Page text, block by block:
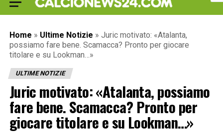
Home » Ultime Notizie » Juric motivato: «Atalanta,
possiamo fare bene. Scamacca? Pronto per giocare
titolare e su Lookman…»
ULTIME NOTIZIE
Juric motivato: «Atalanta, possiamo
fare bene. Scamacca? Pronto per
giocare titolare e su Lookman…»